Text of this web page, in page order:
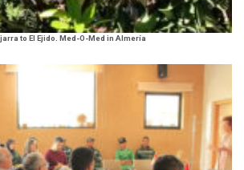
to El Ejido. Med-O-Med in Almería